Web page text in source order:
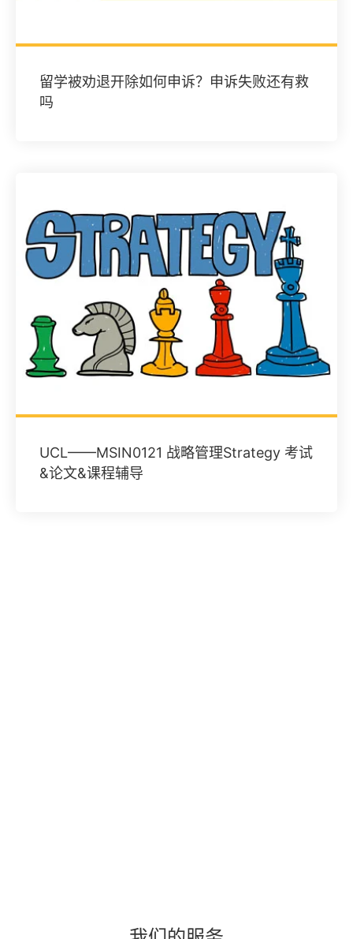
留学被劝退开除如何申诉？申诉失败还有救
吗
UCL——MSIN0121 战略管理Strategy 考试
&论文&课程辅导